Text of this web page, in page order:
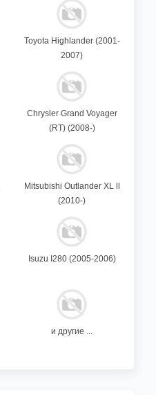
Toyota Highlander (2001-
2007)
Chrysler Grand Voyager
(RT) (2008-)
Mitsubishi Outlander XL ll
(2010-)
Isuzu I280 (2005-2006)
и другие ...